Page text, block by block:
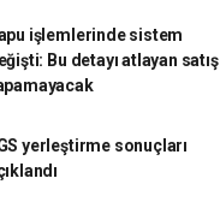
işlemlerinde sistem
Bu detayı atlayan satış
yerleştirme sonuçları